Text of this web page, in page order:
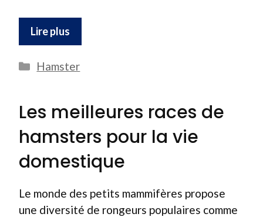
Lire plus
Catégories
Hamster
Les meilleures races de
hamsters pour la vie
domestique
Le monde des petits mammifères propose
une diversité de rongeurs populaires comme